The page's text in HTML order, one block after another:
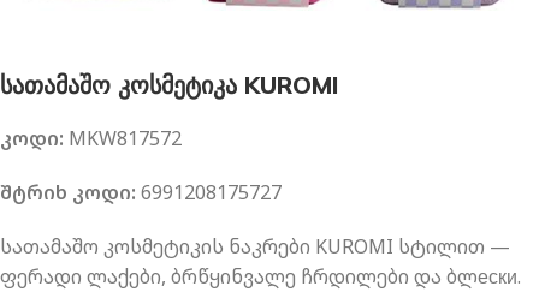
სათამაშო კოსმეტიკა KUROMI
კოდი: MKW817572
შტრიხ კოდი: 6991208175727
სათამაშო კოსმეტიკის ნაკრები KUROMI სტილით —
ფერადი ლაქები, ბრწყინვალე ჩრდილები და ბლески.